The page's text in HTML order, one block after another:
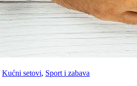
Kućni setovi, Sport i zabava